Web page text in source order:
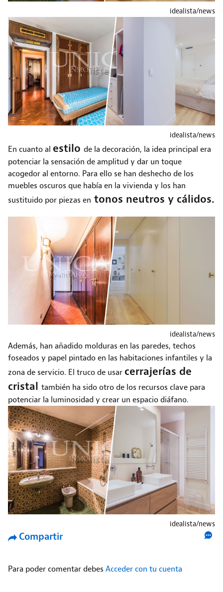
idealista/news
idealista/news
En cuanto al estilo de la decoración, la idea principal era
potenciar la sensación de amplitud y dar un toque
acogedor al entorno. Para ello se han deshecho de los
muebles oscuros que había en la vivienda y los han
sustituido por piezas en tonos neutros y cálidos.
idealista/news
Además, han añadido molduras en las paredes, techos
foseados y papel pintado en las habitaciones infantiles y la
zona de servicio. El truco de usar cerrajerías de
cristal también ha sido otro de los recursos clave para
potenciar la luminosidad y crear un espacio diáfano.
idealista/news
Compartir
Para poder comentar debes Acceder con tu cuenta